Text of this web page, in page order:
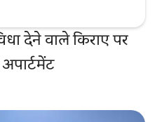
देने वाले किराए पर